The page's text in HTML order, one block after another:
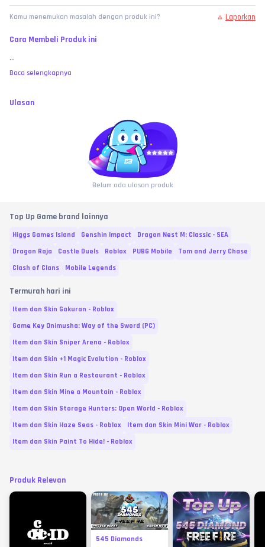
Kamu menemukan masalah dengan produk ini? Laporkan
Cara Membeli Produk ini
...
Baca selengkapnya
Ulasan
Belum ada ulasan produk
Top Up Game brand lainnya
Higgs Games Island Genshin Impact
Dragon Nest M: Classic - SEA
Dragon Raja
Castle Duels Roblox PUBG Mobile
Tom and Jerry Chase
Clash of Clans
Mobile Legends
Termurah hari ini
Item dan Skin Gakuran - Roblox
Game Key Onimusha: Way of the Sword (PC)
Item dan Skin Sniper Arena - Roblox
Item dan Skin +1 Magic Evolution - Roblox
Item dan Skin Run a Restaurant - Roblox
Item dan Skin Mine a Mountain - Roblox
Item dan Skin Storage Hunters: Open World - Roblox
Item dan Skin Haze Seas - Roblox
Item dan Skin Mini War - Roblox
Item dan Skin Paint To Hide! - Roblox
Produk Relevan
545 Diamonds